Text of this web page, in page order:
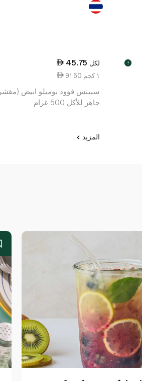
!
45.75 لكل
91.50 ١ كجم
سبينس فوود بوميلو ابيض
جاهز للأكل 500 غرام
المزيد